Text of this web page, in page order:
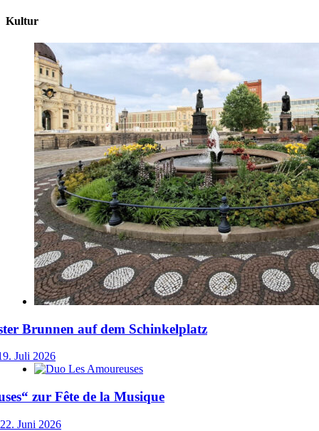
Kultur
Brunnen auf dem Schinkelplatz
Juli 2026
zur Fête de la Musique
22. Juni 2026